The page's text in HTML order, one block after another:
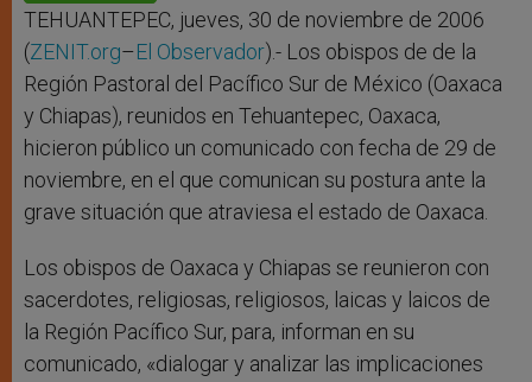
r
TEHUANTEPEC, jueves, 30 de noviembre de 2006
(ZENIT.org–El Observador).- Los obispos de de la
Región Pastoral del Pacífico Sur de México (Oaxaca
y Chiapas), reunidos en Tehuantepec, Oaxaca,
hicieron público un comunicado con fecha de 29 de
noviembre, en el que comunican su postura ante la
grave situación que atraviesa el estado de Oaxaca.
Los obispos de Oaxaca y Chiapas se reunieron con
sacerdotes, religiosas, religiosos, laicas y laicos de
la Región Pacífico Sur, para, informan en su
comunicado, «dialogar y analizar las implicaciones